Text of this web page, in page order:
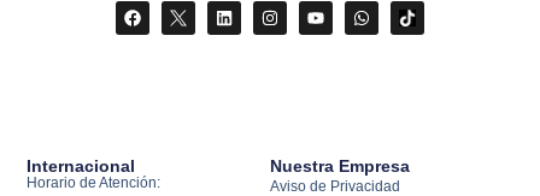
Nuestra Empresa
Aviso de Privacidad
Internacional
Horario de Atención: